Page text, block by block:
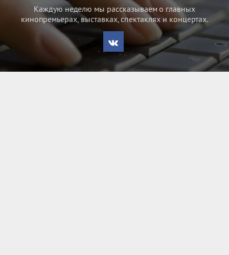
Каждую неделю мы рассказываем о главных
кинопремьерах, выставках, спектаклях и концертах.